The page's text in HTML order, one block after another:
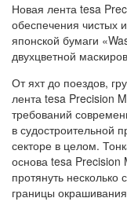
Новая лента tesa
обеспечения чистых
японской бумаги
двухцветной
От яхт до поездов,
лента tesa Precision
требований
в судостроительной
секторе в целом.
основа tesa Precision
протянуть несколько
границы